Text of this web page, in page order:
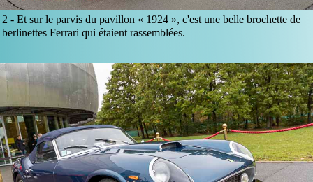
2 -Et sur le parvis du pavillon « 1924 », c'est une belle brochette de
berlinettes Ferrari qui étaient rassemblées.